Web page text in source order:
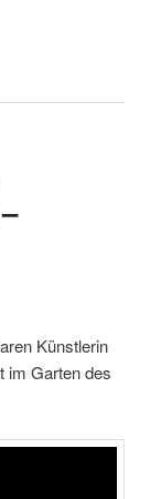
Künstlerin
im Garten des